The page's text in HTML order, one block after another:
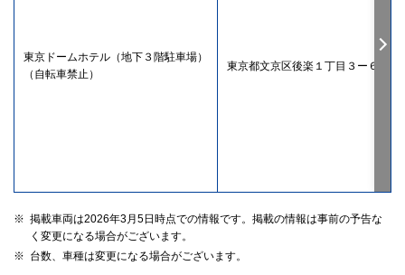
東京ドームホテル（地下３階駐車場）
（自転車禁止）
東京都文京区後楽１丁目３ー６１
※ 掲載車両は2026年3月5日時点での情報です。掲載の情報は事前の予告な
く変更になる場合がございます。
※ 台数、車種は変更になる場合がございます。